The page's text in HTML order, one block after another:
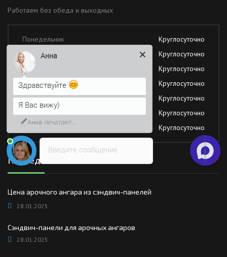
Работаем без обеда и выходных
Понедельник
Круглосуточно
Вторник
Круглосуточно
Среда
Круглосуточно
Четверг
Круглосуточно
Пятница
Круглосуточно
Суббота
Круглосуточно
Воскресение
Круглосуточно
Последние новости
Цена арочного ангара из сэндвич-панелей
28.01.2025
Сэндвич-панели для арочных ангаров
28.01.2025
Введите сообщение
Анна
Здравствуйте
Я Вас вижу)
Анна печатает...